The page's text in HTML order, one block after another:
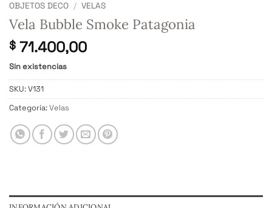
OBJETOS DECO / VELAS
Vela Bubble Smoke Patagonia
$ 71.400,00
Sin existencias
SKU:V131
Categoría:Velas